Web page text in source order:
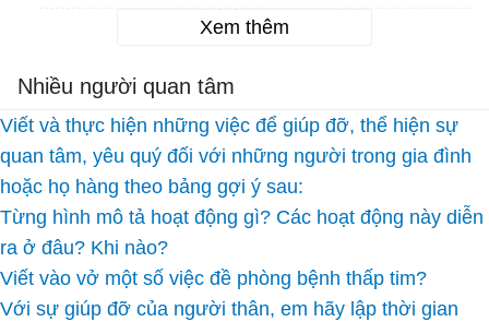
Xem thêm
Nhiều người quan tâm
Viết và thực hiện những việc để giúp đỡ, thể hiện sự
quan tâm, yêu quý đối với những người trong gia đình
hoặc họ hàng theo bảng gợi ý sau:
Từng hình mô tả hoạt động gì? Các hoạt động này diễn
ra ở đâu? Khi nào?
Viết vào vở một số việc đề phòng bệnh thấp tim?
Với sự giúp đỡ của người thân, em hãy lập thời gian